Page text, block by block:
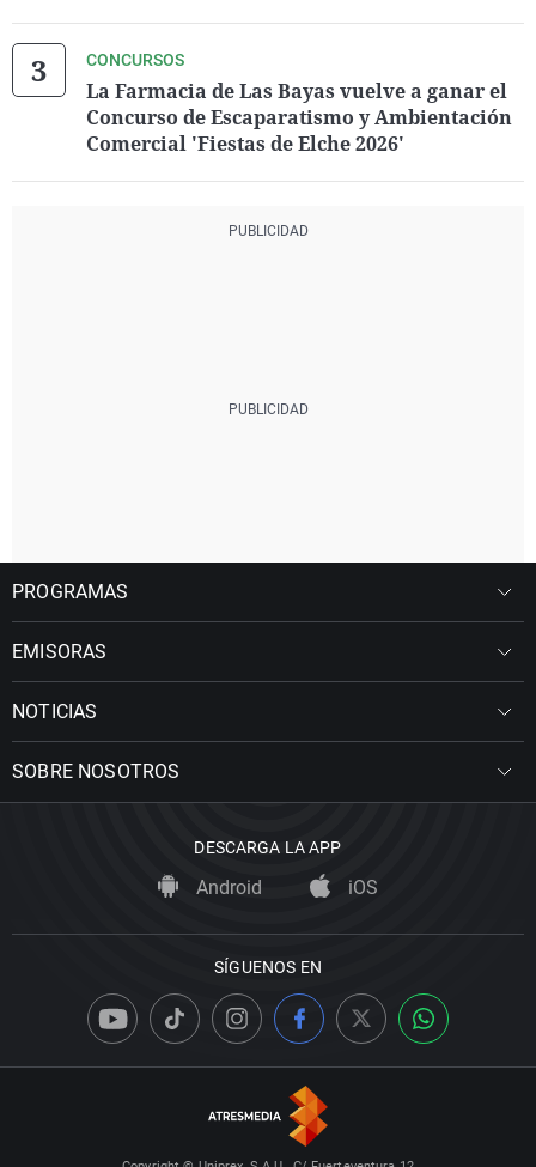
CONCURSOS
La Farmacia de Las Bayas vuelve a ganar el
Concurso de Escaparatismo y Ambientación
Comercial 'Fiestas de Elche 2026'
PROGRAMAS
EMISORAS
NOTICIAS
SOBRE NOSOTROS
DESCARGA LA APP
Android iOS
SÍGUENOS EN